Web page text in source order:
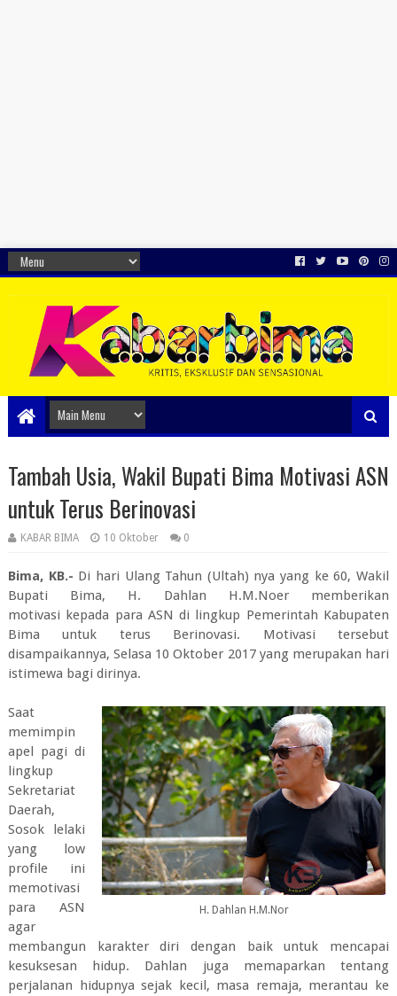
Tambah Usia, Wakil Bupati Bima Motivasi ASN
untuk Terus Berinovasi
KABAR BIMA 10 Oktober 0
Bima, KB.- Di hari Ulang Tahun (Ultah) nya yang ke 60, Wakil
Bupati Bima, H. Dahlan H.M.Noer memberikan
motivasi kepada para ASN di lingkup Pemerintah Kabupaten
Bima untuk terus Berinovasi. Motivasi tersebut
disampaikannya, Selasa 10 Oktober 2017 yang merupakan hari
istimewa bagi dirinya.
H. Dahlan H.M.Nor
Saat
memimpin
apel pagi di
lingkup
Sekretariat
Daerah,
Sosok lelaki
yang low
profile ini
memotivasi
para ASN
agar
membangun karakter diri dengan baik untuk mencapai
kesuksesan hidup. Dahlan juga memaparkan tentang
perjalanan hidupnya sejak kecil, masa remaja, merantau ke